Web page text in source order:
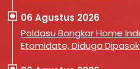
06 Agustus 2026
Poldasu Bongkar Home
Etomidate, Diduga